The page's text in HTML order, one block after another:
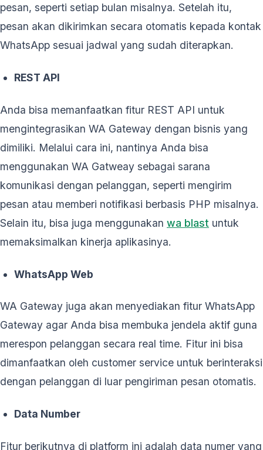
pesan, seperti setiap bulan misalnya. Setelah itu,
pesan akan dikirimkan secara otomatis kepada kontak
WhatsApp sesuai jadwal yang sudah diterapkan.
REST API
Anda bisa memanfaatkan fitur REST API untuk
mengintegrasikan WA Gateway dengan bisnis yang
dimiliki. Melalui cara ini, nantinya Anda bisa
menggunakan WA Gatweay sebagai sarana
komunikasi dengan pelanggan, seperti mengirim
pesan atau memberi notifikasi berbasis PHP misalnya.
Selain itu, bisa juga menggunakan wa blast untuk
memaksimalkan kinerja aplikasinya.
WhatsApp Web
WA Gateway juga akan menyediakan fitur WhatsApp
Gateway agar Anda bisa membuka jendela aktif guna
merespon pelanggan secara real time. Fitur ini bisa
dimanfaatkan oleh customer service untuk berinteraksi
dengan pelanggan di luar pengiriman pesan otomatis.
Data Number
Fitur berikutnya di platform ini adalah data numer yang